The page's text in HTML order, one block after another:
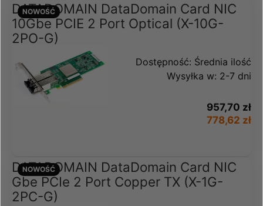
DATADOMAIN DataDomain Card NIC
10Gbe PCIE 2 Port Optical (X-10G-
2PO-G)
Dostępność: Średnia ilość
Wysyłka w: 2-7 dni
957,70 zł
778,62 zł
NOWOŚĆ
DATADOMAIN DataDomain Card NIC
Gbe PCIe 2 Port Copper TX (X-1G-
2PC-G)
NOWOŚĆ